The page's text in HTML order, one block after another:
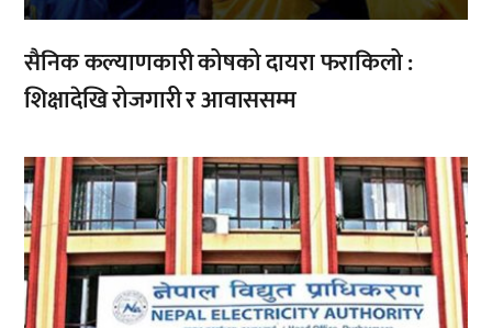
सैनिक कल्याणकारी कोषको दायरा फराकिलो :
शिक्षादेखि रोजगारी र आवाससम्म
,